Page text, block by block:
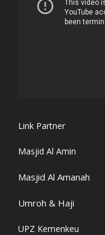
Link Partner
Masjid Al Amin
Masjid Al Amanah
Umroh & Haji
UPZ Kemenkeu